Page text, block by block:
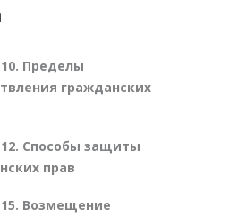
Пределы
гражданских
Способы защиты
прав
Возмещение